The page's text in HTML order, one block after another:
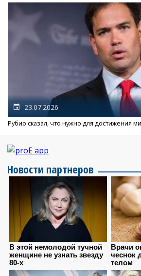
23.07.2026
Рубио сказал, что нужно для достижения
Новости партнеров